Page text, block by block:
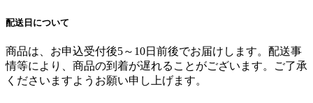
配送日について
商品は、お申込受付後5～10日前後でお届けします。配送事
情等により、商品の到着が遅れることがございます。ご了承
くださいますようお願い申し上げます。